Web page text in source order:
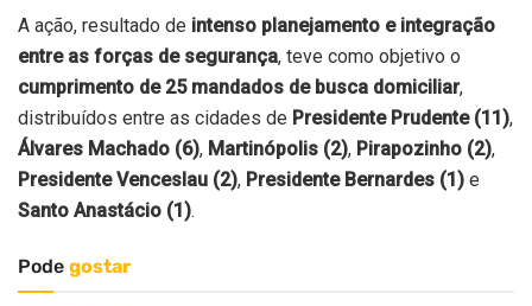
A ação, resultado de intenso planejamento e integração
entre as forças de segurança, teve como objetivo o
cumprimento de 25 mandados de busca domiciliar,
distribuídos entre as cidades de Presidente Prudente (11),
Álvares Machado (6), Martinópolis (2), Pirapozinho (2),
Presidente Venceslau (2), Presidente Bernardes (1) e
Santo Anastácio (1).
Pode gostar